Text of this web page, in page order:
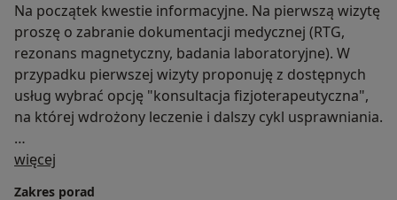
Na początek kwestie informacyjne. Na pierwszą wizytę
proszę o zabranie dokumentacji medycznej (RTG,
rezonans magnetyczny, badania laboratoryjne). W
przypadku pierwszej wizyty proponuję z dostępnych
usług wybrać opcję "konsultacja fizjoterapeutyczna",
na której wdrożony leczenie i dalszy cykl usprawniania.
Poniżej kilka słów o mnie.
więcej
Zakres porad